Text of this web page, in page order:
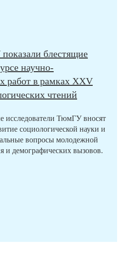
блестящие
научно-
работ в рамках XXV
чтений
исследователи ТюмГУ вносят
социологической науки и
вопросы молодежной
и демографических вызовов.